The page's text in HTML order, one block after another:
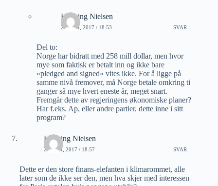
Henning Nielsen
20 JUNI, 2017 / 18:53 SVAR
Del to:
Norge har bidratt med 258 mill dollar, men hvor
mye som faktisk er betalt inn og ikke bare
«pledged and signed» vites ikke. For å ligge på
samme nivå fremover, må Norge betale omkring ti
ganger så mye hvert eneste år, meget snart.
Fremgår dette av regjeringens økonomiske planer?
Har f.eks. Ap, eller andre partier, dette inne i sitt
program?
Henning Nielsen
20 JUNI, 2017 / 18:57 SVAR
Dette er den store finans-elefanten i klimarommet, alle
later som de ikke ser den, men hva skjer med interessen